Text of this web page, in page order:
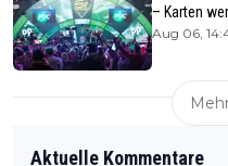
– Karten
Aug 06,
Aktuelle Kommentare